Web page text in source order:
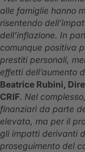
alle famiglie hanno
risentendo
dell’inflazione. In
comunque positiva
prestiti personali,
effetti dell’aumento
Beatrice Rubini,
CRIF. Nel
finanziari da parte
elevata, ma per il
gli impatti derivanti
proseguimento del